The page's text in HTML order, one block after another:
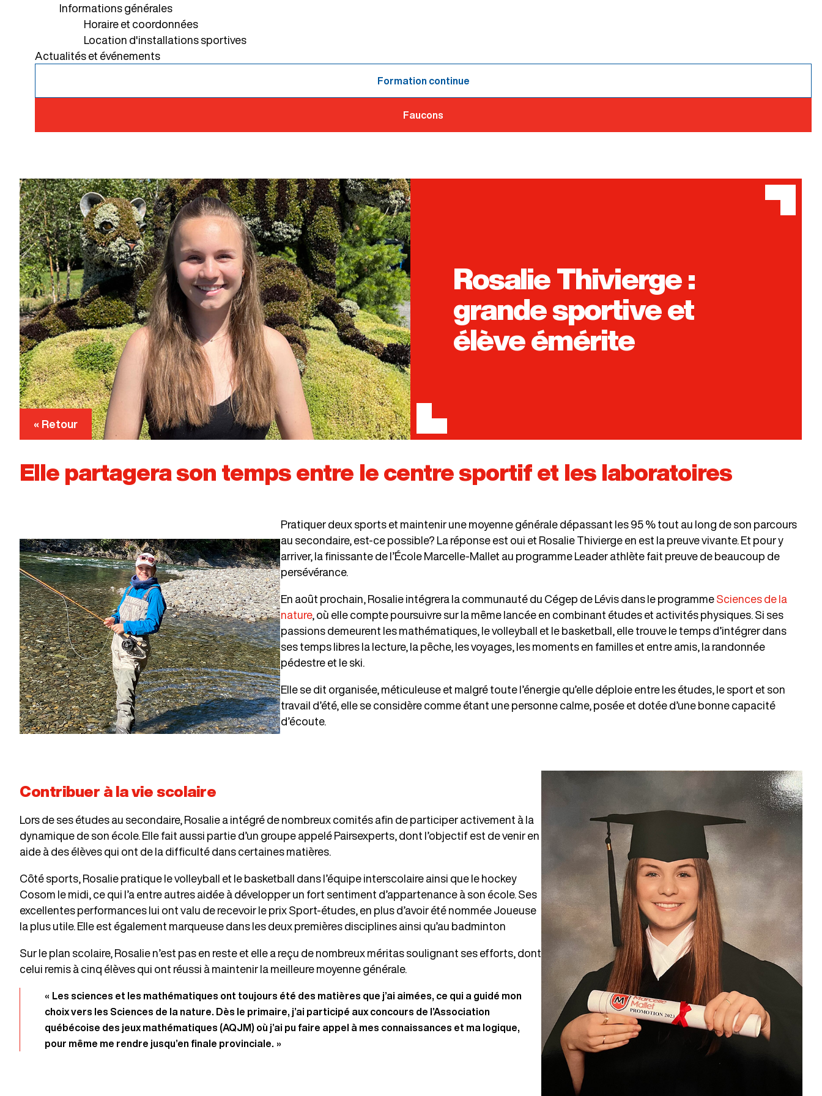
Informations générales
Horaire et coordonnées
Location d'installations sportives
Actualités et événements
Formation continue
Faucons
Rosalie Thivierge :
grande sportive et
élève émérite
« Retour
Elle partagera son temps entre le centre sportif et les laboratoires
Pratiquer deux sports et maintenir une moyenne générale dépassant les 95 % tout au long de son parcours
au secondaire, est-ce possible? La réponse est oui et Rosalie Thivierge en est la preuve vivante. Et pour y
arriver, la finissante de l’École Marcelle-Mallet au programme Leader athlète fait preuve de beaucoup de
persévérance.
En août prochain, Rosalie intégrera la communauté du Cégep de Lévis dans le programme Sciences de la
nature, où elle compte poursuivre sur la même lancée en combinant études et activités physiques. Si ses
passions demeurent les mathématiques, le volleyball et le basketball, elle trouve le temps d’intégrer dans
ses temps libres la lecture, la pêche, les voyages, les moments en familles et entre amis, la randonnée
pédestre et le ski.
Elle se dit organisée, méticuleuse et malgré toute l’énergie qu’elle déploie entre les études, le sport et son
travail d’été, elle se considère comme étant une personne calme, posée et dotée d’une bonne capacité
d’écoute.
Contribuer à la vie scolaire
Lors de ses études au secondaire, Rosalie a intégré de nombreux comités afin de participer activement à la
dynamique de son école. Elle fait aussi partie d’un groupe appelé Pairsexperts, dont l’objectif est de venir en
aide à des élèves qui ont de la difficulté dans certaines matières.
Côté sports, Rosalie pratique le volleyball et le basketball dans l’équipe interscolaire ainsi que le hockey
Cosom le midi, ce qui l’a entre autres aidée à développer un fort sentiment d’appartenance à son école. Ses
excellentes performances lui ont valu de recevoir le prix Sport-études, en plus d’avoir été nommée Joueuse
la plus utile. Elle est également marqueuse dans les deux premières disciplines ainsi qu’au badminton
Sur le plan scolaire, Rosalie n’est pas en reste et elle a reçu de nombreux méritas soulignant ses efforts, dont
celui remis à cinq élèves qui ont réussi à maintenir la meilleure moyenne générale.
« Les sciences et les mathématiques ont toujours été des matières que j’ai aimées, ce qui a guidé mon
choix vers les Sciences de la nature. Dès le primaire, j’ai participé aux concours de l’Association
québécoise des jeux mathématiques (AQJM) où j’ai pu faire appel à mes connaissances et ma logique,
pour même me rendre jusqu’en finale provinciale. »